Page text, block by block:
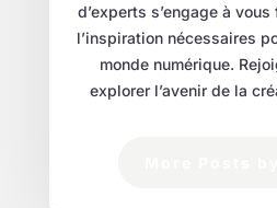
d’experts s’engage à
l’inspiration nécessaires
monde numérique.
explorer l’avenir de la